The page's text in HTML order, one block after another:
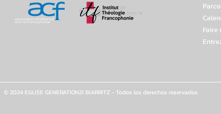
Faire
© 2024 EGLISE GENERATION21 BIARRITZ - Todos los derechos reservados